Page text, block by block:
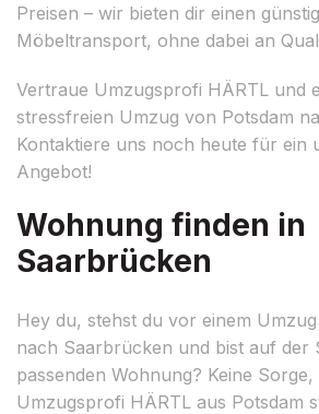
Preisen – wir bieten dir einen
Möbeltransport, ohne dabei an
Vertraue Umzugsprofi HÄRTL und
stressfreien Umzug von Potsdam
Kontaktiere uns noch heute für ein
Angebot!
Wohnung finden in
Saarbrücken
Hey du, stehst du vor einem
nach Saarbrücken und bist auf der
passenden Wohnung? Keine
Umzugsprofi HÄRTL aus Potsdam